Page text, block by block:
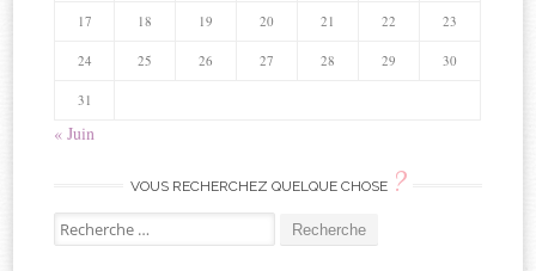
17 18 19 20 21 22 23
24 25 26 27 28 29 30
31
« Juin
VOUS RECHERCHEZ QUELQUE CHOSE ?
Vous
recherchez